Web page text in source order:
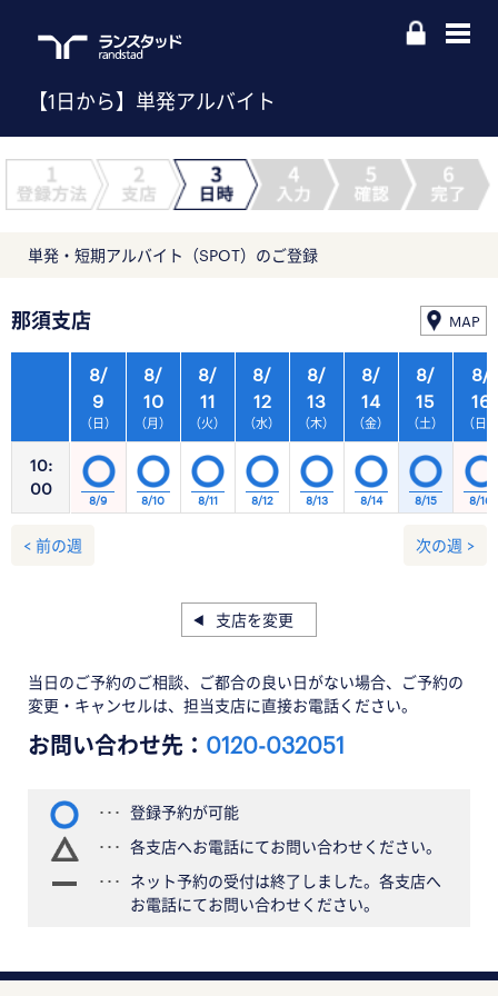
【1日から】単発アルバイト
単発・短期アルバイト（SPOT）のご登録
那須支店 MAP
10:
00
8/
9
（日）
8/
10
（月）
8/
11
（火）
8/
12
（水）
8/
13
（木）
8/
14
（金）
8/
15
（土）
8/9 8/10 8/11 8/12 8/13 8/14 8/15
8/
16
（日）
8/16
< 前の週 次の週 >
支店を変更
当日のご予約のご相談、ご都合の良い日がない場合、ご予約の
変更・キャンセルは、担当支店に直接お電話ください。
お問い合わせ先： 0120-032051
登録予約が可能
各支店へお電話にてお問い合わせください。
ネット予約の受付は終了しました。各支店へ
お電話にてお問い合わせください。